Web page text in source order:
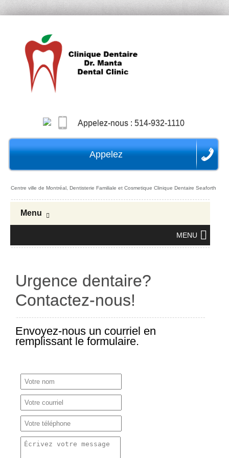
Appelez-nous : 514-932-1110
Appelez
Centre ville de Montréal, Dentisterie Familiale et Cosmetique Clinique Dentaire Seaforth
Menu
MENU
Urgence dentaire?
Contactez-nous!
Envoyez-nous un courriel en
remplissant le formulaire.